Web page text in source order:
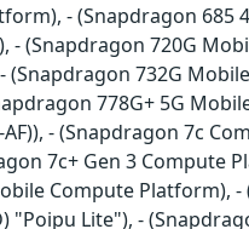
- (Snapdragon 685
(Snapdragon 720G
732G
778G+ 5G
- (Snapdragon 7c
7c+ Gen 3 Compute
Compute Platform),
Lite"), -